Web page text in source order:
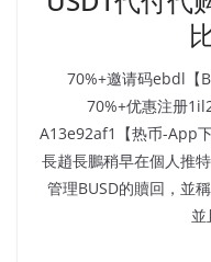
【唯客-App下载】70%+邀请
70%+优惠注册
A13e92af1【热币-App
長趙長鵬稍早在個人推
管理BUSD的贖回，並